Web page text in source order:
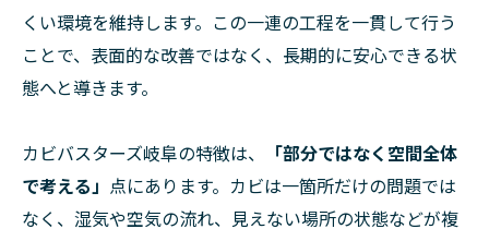
くい環境を維持します。この一連の工程を一貫して行う
ことで、表面的な改善ではなく、長期的に安心できる状
態へと導きます。
カビバスターズ岐阜の特徴は、
「部分ではなく空間全体
で考える」 点にあります。カビは一箇所だけの問題では
なく、湿気や空気の流れ、見えない場所の状態などが複